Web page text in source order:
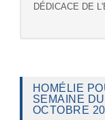
DÉDICACE DE
HOMÉLIE
SEMAINE
OCTOBRE